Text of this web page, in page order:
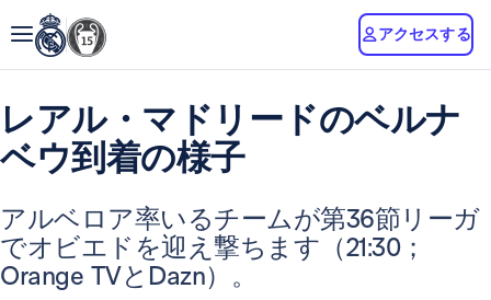
アクセスする
レアル・マドリードのベルナ
ベウ到着の様子
アルベロア率いるチームが第36節リーガ
でオビエドを迎え撃ちます（21:30；
Orange TVとDazn）。